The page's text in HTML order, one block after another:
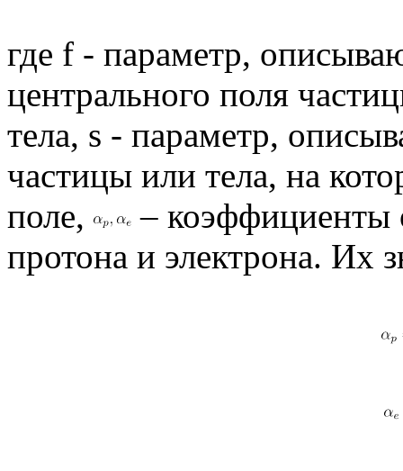
где f - параметр,
центрального поля
тела, s - параметр,
частицы или тела, на
поле,
– коэффициенты
протона и электрона. Их